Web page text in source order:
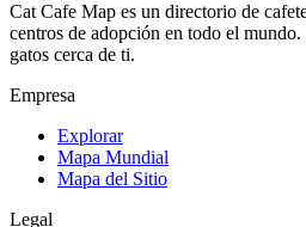
Cat Cafe Map es un directorio de
centros de adopción en todo el
gatos cerca de ti.
Empresa
Explorar
Mapa Mundial
Mapa del Sitio
Legal